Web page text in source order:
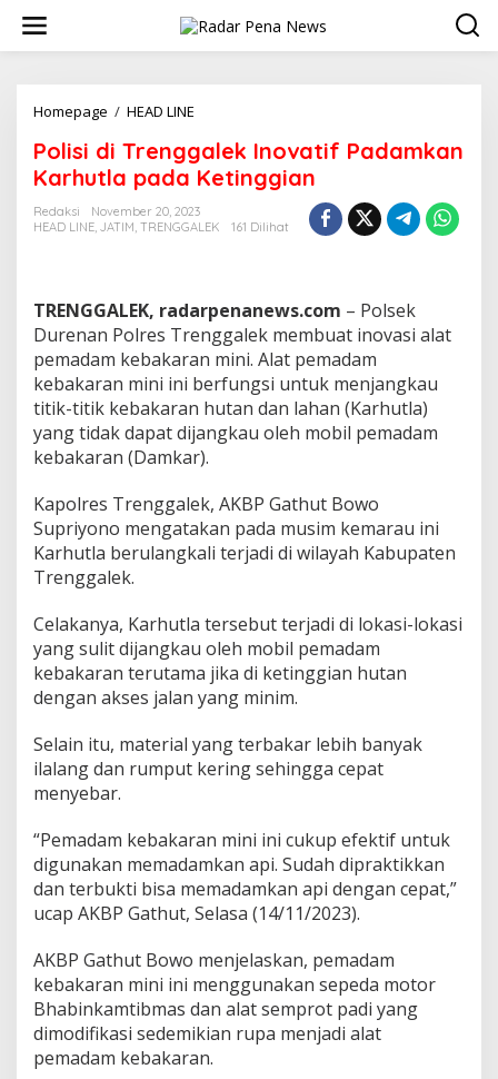
w
Homepage / HEAD LINE
l
s
i
d
e
n
g
g
a
l
e
k
o
v
a
P
a
d
a
m
a
n
r
h
u
t
l
p
a
d
a
K
e
Polisi di Trenggalek Inovatif Padamkan
Karhutla pada Ketinggian
Redaksi
November 20, 2023
HEAD LINE, JATIM, TRENGGALEK 161 Dilihat
TRENGGALEK, radarpenanews.com – Polsek
Durenan Polres Trenggalek membuat inovasi alat
pemadam kebakaran mini. Alat pemadam
kebakaran mini ini berfungsi untuk menjangkau
titik-titik kebakaran hutan dan lahan (Karhutla)
yang tidak dapat dijangkau oleh mobil pemadam
kebakaran (Damkar).
Kapolres Trenggalek, AKBP Gathut Bowo
Supriyono mengatakan pada musim kemarau ini
Karhutla berulangkali terjadi di wilayah Kabupaten
Trenggalek.
Celakanya, Karhutla tersebut terjadi di lokasi-lokasi
yang sulit dijangkau oleh mobil pemadam
kebakaran terutama jika di ketinggian hutan
dengan akses jalan yang minim.
Selain itu, material yang terbakar lebih banyak
ilalang dan rumput kering sehingga cepat
menyebar.
“Pemadam kebakaran mini ini cukup efektif untuk
digunakan memadamkan api. Sudah dipraktikkan
dan terbukti bisa memadamkan api dengan cepat,”
ucap AKBP Gathut, Selasa (14/11/2023).
AKBP Gathut Bowo menjelaskan, pemadam
kebakaran mini ini menggunakan sepeda motor
Bhabinkamtibmas dan alat semprot padi yang
dimodifikasi sedemikian rupa menjadi alat
pemadam kebakaran.